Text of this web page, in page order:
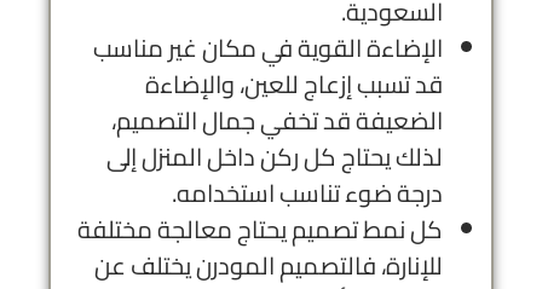
السعودية.
الإضاءة القوية في مكان غير مناسب
قد تسبب إزعاج للعين، والإضاءة
الضعيفة قد تخفي جمال التصميم،
لذلك يحتاج كل ركن داخل المنزل إلى
درجة ضوء تناسب استخدامه.
كل نمط تصميم يحتاج معالجة مختلفة
للإنارة، فالتصميم المودرن يختلف عن